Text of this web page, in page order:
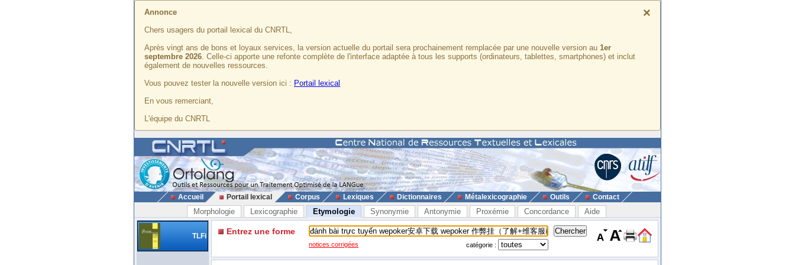
×
Annonce
Chers usagers du portail lexical du CNRTL,
Après vingt ans de bons et loyaux services, la version actuelle du portail sera prochainement remplacée par une nouvelle version au 1er
septembre 2026. Celle-ci apporte une refonte complète de l'interface adaptée à tous les supports (ordinateurs, tablettes, smartphones) et inclut
également de nouvelles ressources.
Vous pouvez tester la nouvelle version ici : Portail lexical
En vous remerciant,
L'équipe du CNRTL
Accueil Portail lexical Corpus Lexiques Dictionnaires Métalexicographie Outils Contact
Morphologie Lexicographie Etymologie Synonymie Antonymie Proxémie Concordance Aide
TLFi Entrez une forme
notices corrigées catégorie :